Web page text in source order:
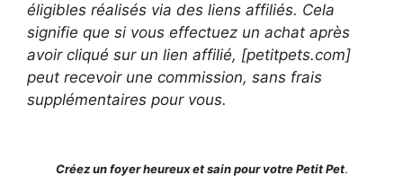
éligibles réalisés via des liens affiliés. Cela
signifie que si vous effectuez un achat après
avoir cliqué sur un lien affilié, [petitpets.com]
peut recevoir une commission, sans frais
supplémentaires pour vous.
Créez un foyer heureux et sain pour votre Petit Pet.